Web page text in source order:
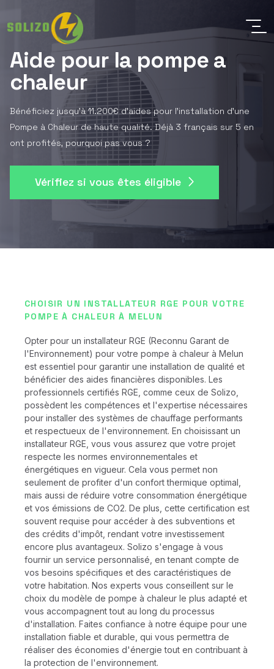
Aide pour la pompe a
chaleur
Bénéficiez jusqu'à 11.200€ d'aides pour l'installation d'une
Pompe à Chaleur de haute qualité. Déjà 3 français sur 5 en
ont profités, pourquoi pas vous ?
Vérifiez si vous êtes éligible
CHOISIR UN INSTALLATEUR RGE POUR VOTRE
POMPE À CHALEUR À MELUN
Opter pour un installateur RGE (Reconnu Garant de
l'Environnement) pour votre pompe à chaleur à Melun
est essentiel pour garantir une installation de qualité et
bénéficier des aides financières disponibles. Les
professionnels certifiés RGE, comme ceux de Solizo,
possèdent les compétences et l'expertise nécessaires
pour installer des systèmes de chauffage performants
et respectueux de l'environnement. En choisissant un
installateur RGE, vous vous assurez que votre projet
respecte les normes environnementales et
énergétiques en vigueur. Cela vous permet non
seulement de profiter d'un confort thermique optimal,
mais aussi de réduire votre consommation énergétique
et vos émissions de CO2. De plus, cette certification est
souvent requise pour accéder à des subventions et
des crédits d'impôt, rendant votre investissement
encore plus avantageux. Solizo s'engage à vous
fournir un service personnalisé, en tenant compte de
vos besoins spécifiques et des caractéristiques de
votre habitation. Nos experts vous conseillent sur le
choix du modèle de pompe à chaleur le plus adapté et
vous accompagnent tout au long du processus
d'installation. Faites confiance à notre équipe pour une
installation fiable et durable, qui vous permettra de
réaliser des économies d'énergie tout en contribuant à
la protection de l'environnement.